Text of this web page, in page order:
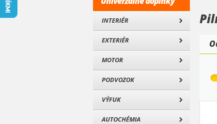
INTERIÉR
EXTERIÉR
MOTOR
PODVOZOK
VÝFUK
AUTOCHÉMIA